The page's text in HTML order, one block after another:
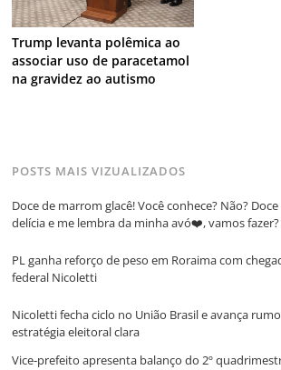
Trump levanta polêmica ao
associar uso de paracetamol
na gravidez ao autismo
POSTS MAIS VIZUALIZADOS
Doce de marrom glacê! Você conhece? Não?
delícia e me lembra da minha avó❤️, vamos fazer?
PL ganha reforço de peso em Roraima com
federal Nicoletti
Nicoletti fecha ciclo no União Brasil e avança
estratégia eleitoral clara
Vice‑prefeito apresenta balanço do 2º